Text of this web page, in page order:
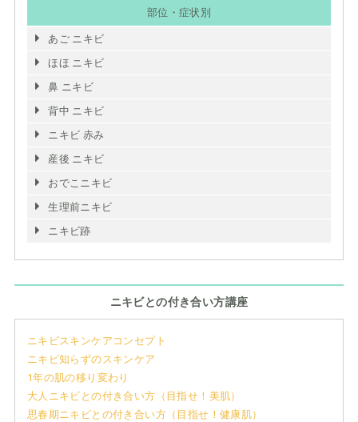
部位・症状別
あご ニキビ
ほほ ニキビ
鼻 ニキビ
背中 ニキビ
ニキビ 赤み
産後 ニキビ
おでこニキビ
生理前ニキビ
ニキビ跡
ニキビとの付き合い方講座
ニキビスキンケアコンセプト
ニキビ知らずのスキンケア
1年の肌の移り変わり
大人ニキビとの付き合い方（目指せ！美肌）
思春期ニキビとの付き合い方（目指せ！健康肌）